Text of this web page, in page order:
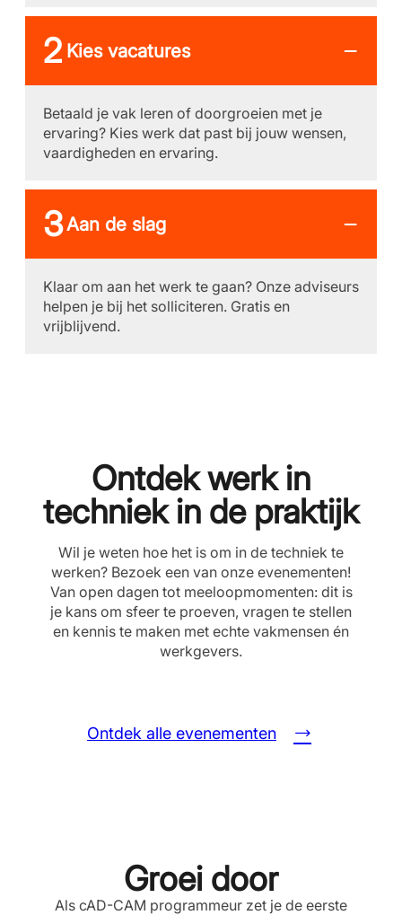
Kies vacatures
Betaald je vak leren of doorgroeien met je
ervaring? Kies werk dat past bij jouw wensen,
vaardigheden en ervaring.
Aan de slag
Klaar om aan het werk te gaan? Onze adviseurs
helpen je bij het solliciteren. Gratis en
vrijblijvend.
Ontdek werk in
techniek in de praktijk
Wil je weten hoe het is om in de techniek te
werken? Bezoek een van onze evenementen!
Van open dagen tot meeloopmomenten: dit is
je kans om sfeer te proeven, vragen te stellen
en kennis te maken met echte vakmensen én
werkgevers.
Ontdek alle evenementen
Groei door
Als cAD-CAM programmeur zet je de eerste